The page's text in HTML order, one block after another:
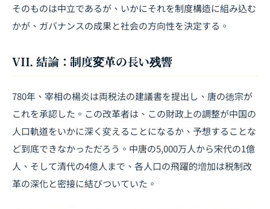
そのものは中立であるが、いかにそれを制度構造に組み込む
かが、ガバナンスの成果と社会の方向性を決定する。
VII. 結論：制度変革の長い残響
780年、宰相の楊炎は両税法の建議書を提出し、唐の徳宗が
これを承認した。この改革者は、この財政上の調整が中国の
人口軌道をいかに深く変えることになるか、予想することな
ど到底できなかっただろう。中唐の5,000万人から宋代の1億
人、そして清代の4億人まで、各人口の飛躍的増加は税制改
革の深化と密接に結びついていた。